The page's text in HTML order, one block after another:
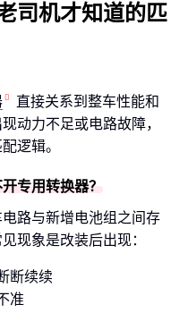
司机才知道的匹
直接关系到整车性能和
动力不足或电路故障，
逻辑。
专用转换器？
路与新增电池组之间存
现象是改装后出现：
断续续
准